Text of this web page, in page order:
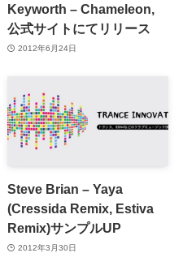
Keyworth – Chameleon,
公式サイトにてリリース
2012年6月24日
Steve Brian – Yaya
(Cressida Remix, Estiva
Remix)サンプルUP
2012年3月30日